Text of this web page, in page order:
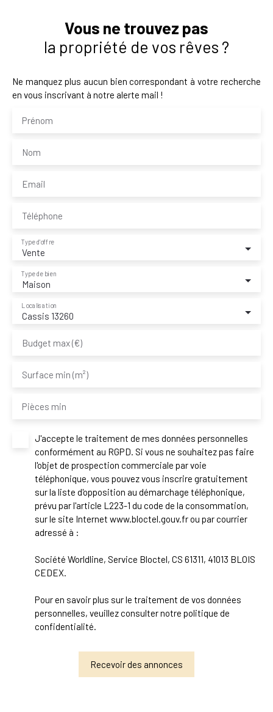
Vous ne trouvez pas
la propriété de vos rêves ?
Ne manquez plus aucun bien correspondant à votre recherche
en vous inscrivant à notre alerte mail !
Prénom
Nom
Email
Téléphone
Vente
Type d'offre
Maison
Type de bien
Cassis 13260
Localisation
Budget max (€)
Surface min (m²)
Pièces min
J'accepte le traitement de mes données personnelles
conformément au RGPD. Si vous ne souhaitez pas faire
l'objet de prospection commerciale par voie
téléphonique, vous pouvez vous inscrire gratuitement
sur la liste d'opposition au démarchage téléphonique,
prévu par l'article L223-1 du code de la consommation,
sur le site Internet www.bloctel.gouv.fr ou par courrier
adressé à :
Société Worldline, Service Bloctel, CS 61311, 41013 BLOIS
CEDEX.
Pour en savoir plus sur le traitement de vos données
personnelles, veuillez consulter notre politique de
confidentialité.
Recevoir des annonces